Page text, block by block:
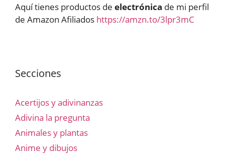
Aquí tienes productos de electrónica de mi perfil
de Amazon Afiliados https://amzn.to/3lpr3mC
Secciones
Acertijos y adivinanzas
Adivina la pregunta
Animales y plantas
Anime y dibujos